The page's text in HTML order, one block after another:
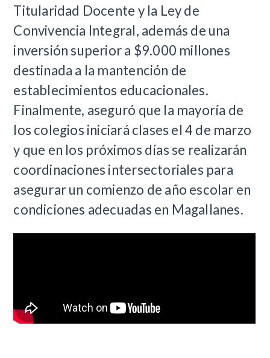
Titularidad Docente y la Ley de
Convivencia Integral, además de una
inversión superior a $9.000 millones
destinada a la mantención de
establecimientos educacionales.
Finalmente, aseguró que la mayoría de
los colegios iniciará clases el 4 de marzo
y que en los próximos días se realizarán
coordinaciones intersectoriales para
asegurar un comienzo de año escolar en
condiciones adecuadas en Magallanes.